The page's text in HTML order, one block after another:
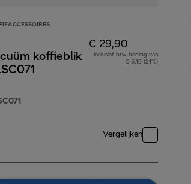
koffieblik
€ 29,90
Inclusief btw-bedrag van
€ 5,19 (21%)
Vergelijken